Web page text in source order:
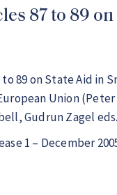
87 to 89
to 89 on State Aid in
Union
Gudrun Zagel
1 – December